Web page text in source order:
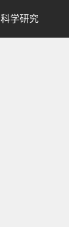
科学研究